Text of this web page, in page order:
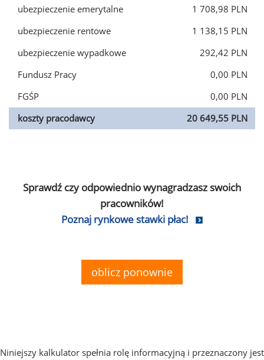
ubezpieczenie emerytalne
1 708,98 PLN
ubezpieczenie rentowe
1 138,15 PLN
ubezpieczenie wypadkowe
292,42 PLN
Fundusz Pracy
0,00 PLN
FGŚP
0,00 PLN
koszty pracodawcy
20 649,55 PLN
Sprawdź czy odpowiednio wynagradzasz swoich
pracowników!
Poznaj rynkowe stawki płac!
oblicz ponownie
Niniejszy kalkulator spełnia rolę informacyjną i przeznaczony jest